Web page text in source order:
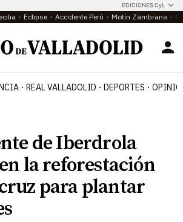
EDICIONES CyL
Eclipse Accidente Perú Motín Zambrana
REAL VALLADOLID DEPORTES
de Iberdrola
la reforestación
para plantar